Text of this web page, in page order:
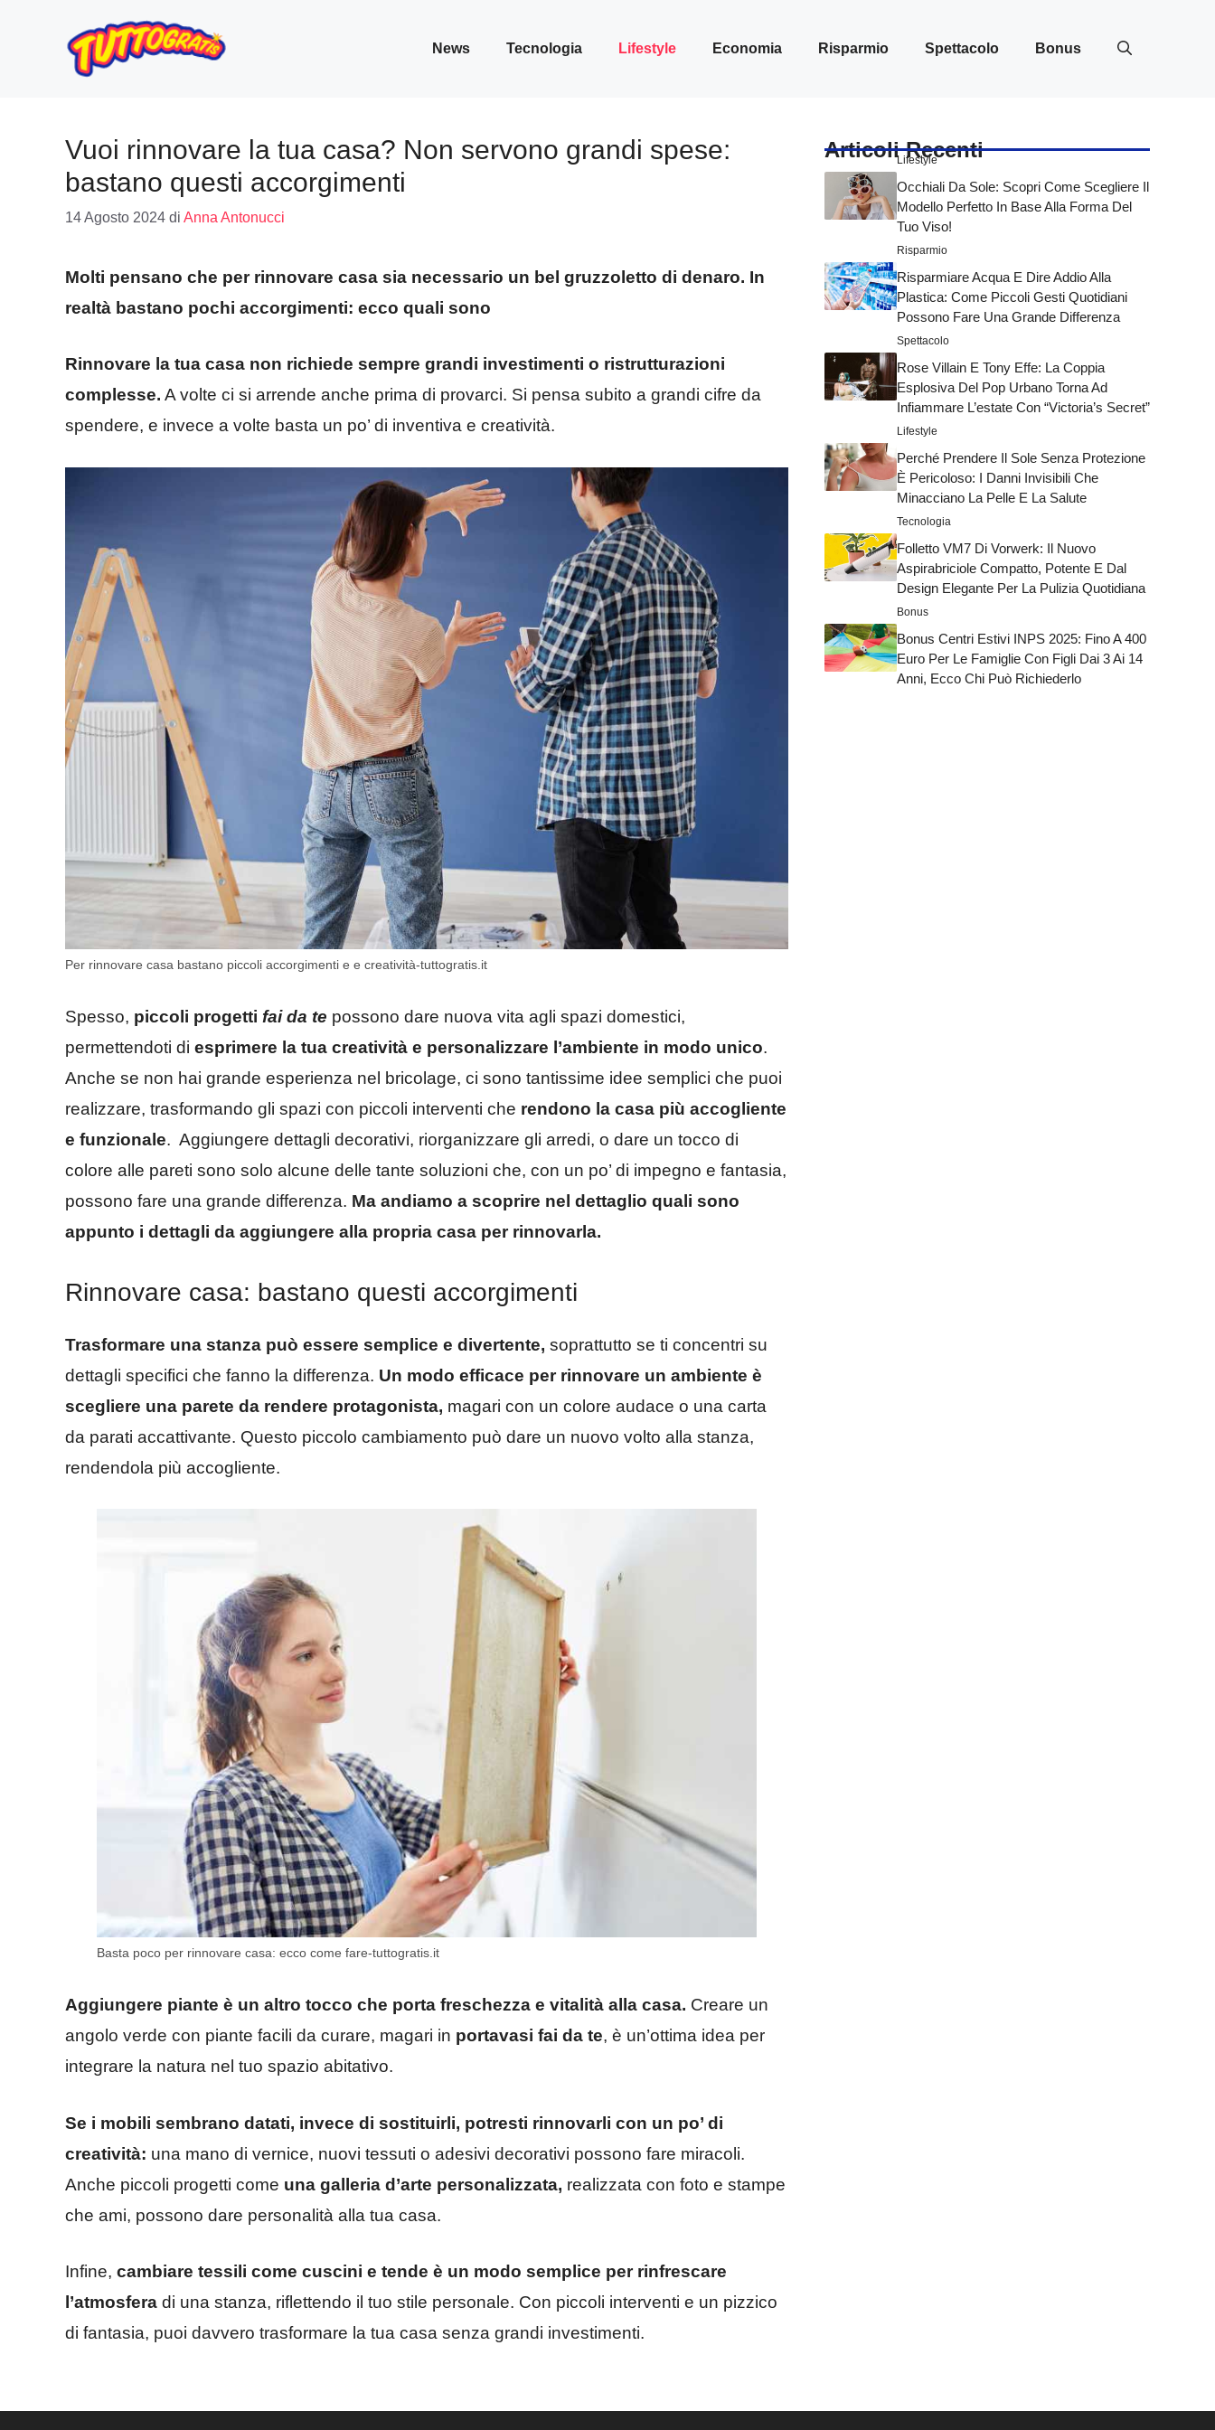
contenuto
News Tecnologia Lifestyle Economia Risparmio Spettacolo Bonus
Vuoi rinnovare la tua casa? Non servono grandi spese:
bastano questi accorgimenti
14 Agosto 2024 di Anna Antonucci
Molti pensano che per rinnovare casa sia necessario un bel gruzzoletto di denaro. In
realtà bastano pochi accorgimenti: ecco quali sono
Rinnovare la tua casa non richiede sempre grandi investimenti o ristrutturazioni
complesse. A volte ci si arrende anche prima di provarci. Si pensa subito a grandi cifre da
spendere, e invece a volte basta un po’ di inventiva e creatività.
Per rinnovare casa bastano piccoli accorgimenti e e creatività-tuttogratis.it
Spesso, piccoli progetti fai da te possono dare nuova vita agli spazi domestici,
permettendoti di esprimere la tua creatività e personalizzare l’ambiente in modo unico.
Anche se non hai grande esperienza nel bricolage, ci sono tantissime idee semplici che puoi
realizzare, trasformando gli spazi con piccoli interventi che rendono la casa più accogliente
e funzionale. Aggiungere dettagli decorativi, riorganizzare gli arredi, o dare un tocco di
colore alle pareti sono solo alcune delle tante soluzioni che, con un po’ di impegno e fantasia,
possono fare una grande differenza. Ma andiamo a scoprire nel dettaglio quali sono
appunto i dettagli da aggiungere alla propria casa per rinnovarla.
Rinnovare casa: bastano questi accorgimenti
Trasformare una stanza può essere semplice e divertente, soprattutto se ti concentri su
dettagli specifici che fanno la differenza. Un modo efficace per rinnovare un ambiente è
scegliere una parete da rendere protagonista, magari con un colore audace o una carta
da parati accattivante. Questo piccolo cambiamento può dare un nuovo volto alla stanza,
rendendola più accogliente.
Basta poco per rinnovare casa: ecco come fare-tuttogratis.it
Aggiungere piante è un altro tocco che porta freschezza e vitalità alla casa. Creare un
angolo verde con piante facili da curare, magari in portavasi fai da te, è un’ottima idea per
integrare la natura nel tuo spazio abitativo.
Se i mobili sembrano datati, invece di sostituirli, potresti rinnovarli con un po’ di
creatività: una mano di vernice, nuovi tessuti o adesivi decorativi possono fare miracoli.
Anche piccoli progetti come una galleria d’arte personalizzata, realizzata con foto e stampe
che ami, possono dare personalità alla tua casa.
Infine, cambiare tessili come cuscini e tende è un modo semplice per rinfrescare
l’atmosfera di una stanza, riflettendo il tuo stile personale. Con piccoli interventi e un pizzico
di fantasia, puoi davvero trasformare la tua casa senza grandi investimenti.
Articoli Recenti
Lifestyle
Occhiali Da Sole: Scopri Come Scegliere Il
Modello Perfetto In Base Alla Forma Del
Tuo Viso!
Risparmio
Risparmiare Acqua E Dire Addio Alla
Plastica: Come Piccoli Gesti Quotidiani
Possono Fare Una Grande Differenza
Spettacolo
Rose Villain E Tony Effe: La Coppia
Esplosiva Del Pop Urbano Torna Ad
Infiammare L’estate Con “Victoria’s Secret”
Lifestyle
Perché Prendere Il Sole Senza Protezione
È Pericoloso: I Danni Invisibili Che
Minacciano La Pelle E La Salute
Tecnologia
Folletto VM7 Di Vorwerk: Il Nuovo
Aspirabriciole Compatto, Potente E Dal
Design Elegante Per La Pulizia Quotidiana
Bonus
Bonus Centri Estivi INPS 2025: Fino A 400
Euro Per Le Famiglie Con Figli Dai 3 Ai 14
Anni, Ecco Chi Può Richiederlo